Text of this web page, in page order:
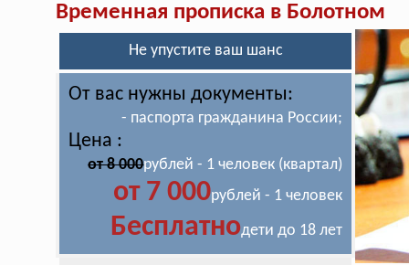
Временная прописка в Болотном
Не упустите ваш шанс
От вас нужны документы:
- паспорта гражданина России;
Цена :
от 8 000рублей - 1 человек (квартал)
от 7 000рублей - 1 человек
Бесплатнодети до 18 лет